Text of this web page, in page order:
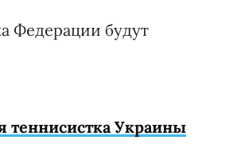
Федерации будут
теннисистка Украины